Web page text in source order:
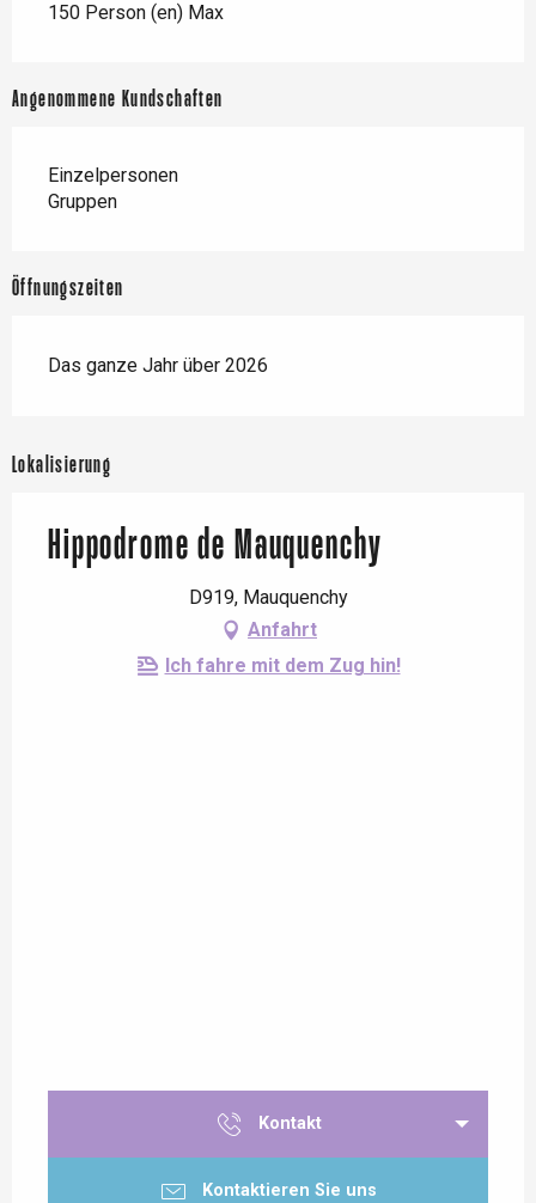
150 Person (en) Max
Angenommene Kundschaften
Einzelpersonen
Gruppen
Öffnungszeiten
Das ganze Jahr über 2026
Lokalisierung
Hippodrome de Mauquenchy
D919, Mauquenchy
Anfahrt
Ich fahre mit dem Zug hin!
Kontakt
Kontaktieren Sie uns